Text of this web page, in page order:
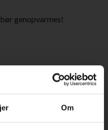
Om
genopvarmes!